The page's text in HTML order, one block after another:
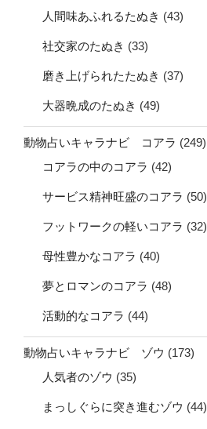
人間味あふれるたぬき (43)
社交家のたぬき (33)
磨き上げられたたぬき (37)
大器晩成のたぬき (49)
動物占いキャラナビ コアラ (249)
コアラの中のコアラ (42)
サービス精神旺盛のコアラ (50)
フットワークの軽いコアラ (32)
母性豊かなコアラ (40)
夢とロマンのコアラ (48)
活動的なコアラ (44)
動物占いキャラナビ ゾウ (173)
人気者のゾウ (35)
まっしぐらに突き進むゾウ (44)